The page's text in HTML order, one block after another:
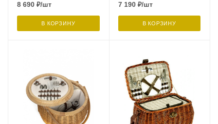
8 690 ₽/шт
В КОРЗИНУ
7 190₽/шт
В КОРЗИНУ